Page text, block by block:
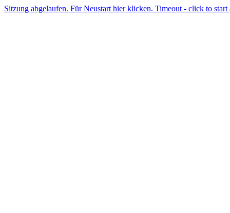
Sitzung abgelaufen. Für Neustart hier klicken. Timeout - click to start